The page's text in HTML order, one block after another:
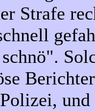
Strafe
und